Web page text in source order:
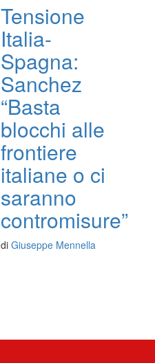
Tensione
Italia-
Spagna:
Sanchez
“Basta
blocchi alle
frontiere
italiane o ci
saranno
contromisure”
di Giuseppe Mennella